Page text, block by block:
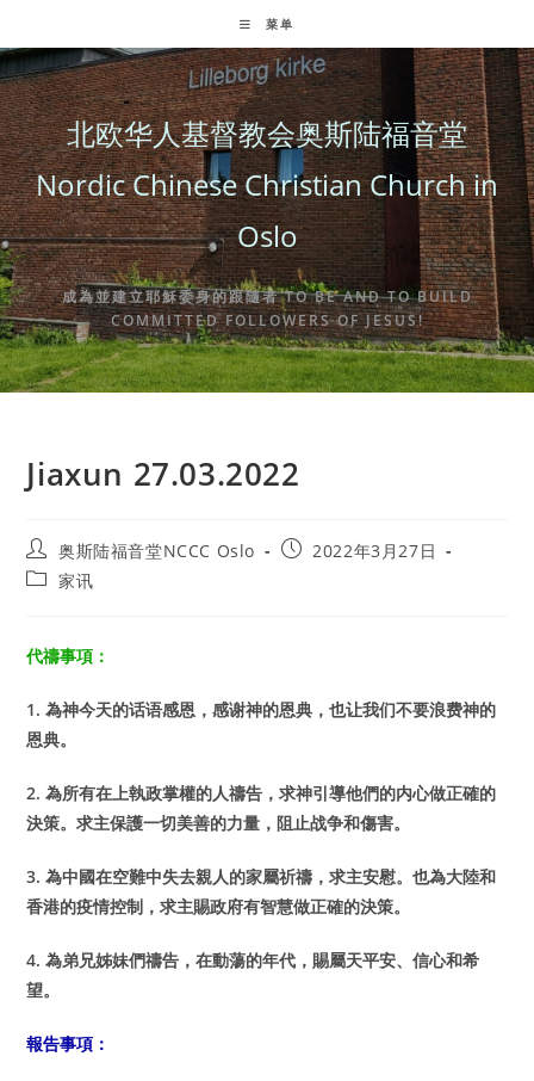
to
content
菜单
北欧华人基督教会奥斯陆福音堂
Nordic Chinese Christian Church in
Oslo
成為並建立耶穌委身的跟隨者 TO BE AND TO BUILD
COMMITTED FOLLOWERS OF JESUS!
Jiaxun 27.03.2022
Post
author:
奥斯陆福音堂NCCC Oslo
Post2022年3月27日
Post家讯
代禱事項：
1.為神今天的话语感恩，感谢神的恩典，也让我们不要浪费神的
恩典。
2.為所有在上執政掌權的人禱告，求神引導他們的内心做正確的
決策。求主保護一切美善的力量，阻止战争和傷害。
3.為中國在空難中失去親人的家屬祈禱，求主安慰。也為大陸和
香港的疫情控制，求主賜政府有智慧做正確的決策。
4.為弟兄姊妹們禱告，在動蕩的年代，賜屬天平安、信心和希
望。
報告事項：